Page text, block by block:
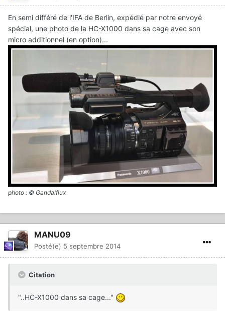
En semi différé de l'IFA de Berlin, expédié par notre envoyé
spécial, une photo de la HC-X1000 dans sa cage avec son
micro additionnel (en option)...
photo : © Gandalflux
MANU09
Posté(e) 5 septembre 2014
Citation
"..HC-X1000 dans sa cage..."